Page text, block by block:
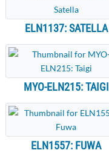
ELN1137: SATELLA
MYO-ELN215: TAIGI
ELN1557: FUWA